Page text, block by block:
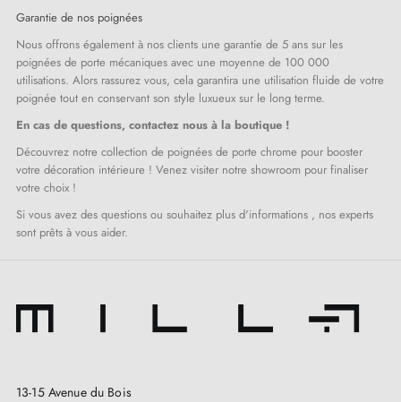
Garantie de nos poignées
Nous offrons également à nos clients une garantie de 5 ans sur les
poignées de porte mécaniques avec une moyenne de 100 000
utilisations. Alors rassurez vous, cela garantira une utilisation fluide de votre
poignée tout en conservant son style luxueux sur le long terme.
En cas de questions, contactez nous à la boutique !
Découvrez notre collection de poignées de porte chrome pour booster
votre décoration intérieure ! Venez visiter notre showroom pour finaliser
votre choix !
Si vous avez des questions ou souhaitez plus d'informations , nos experts
sont prêts à vous aider.
13-15 Avenue du Bois